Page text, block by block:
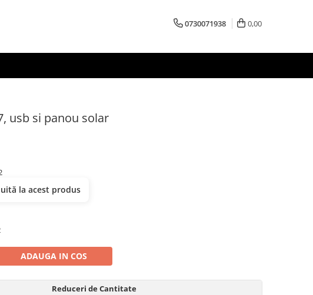
0730071938 0,00
usb si panou solar
la acest produs
ADAUGA IN COS
Reduceri de Cantitate